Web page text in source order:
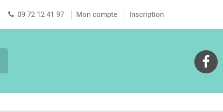
09 72 12 41 97 Mon compte Inscription